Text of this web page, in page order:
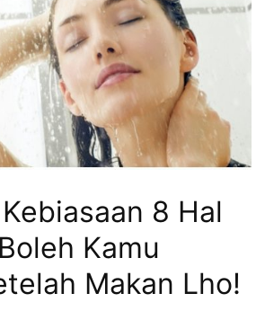
8 Hal
Kamu
Makan Lho!